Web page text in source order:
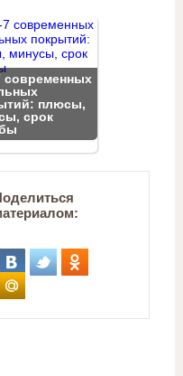
современных
плюсы,
срок